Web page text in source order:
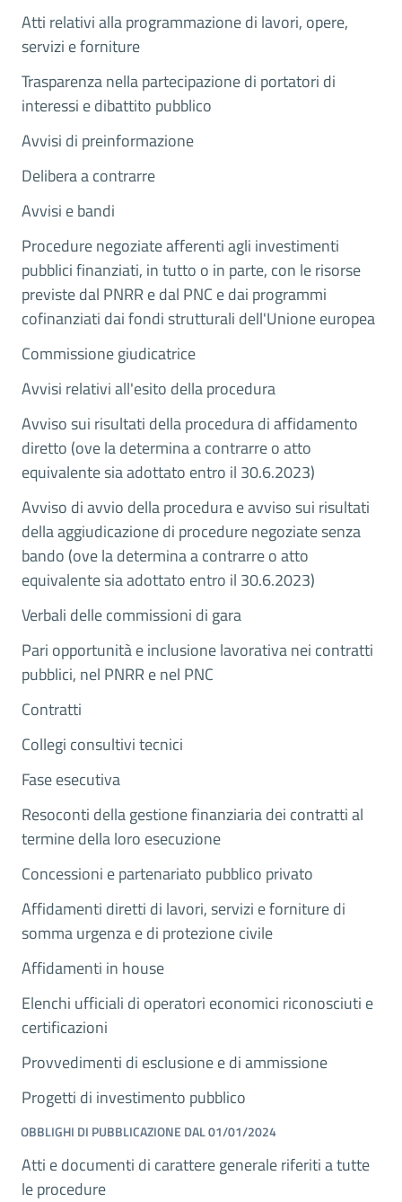
Atti relativi alla programmazione di lavori, opere,
servizi e forniture
Trasparenza nella partecipazione di portatori di
interessi e dibattito pubblico
Avvisi di preinformazione
Delibera a contrarre
Avvisi e bandi
Procedure negoziate afferenti agli investimenti
pubblici finanziati, in tutto o in parte, con le risorse
previste dal PNRR e dal PNC e dai programmi
cofinanziati dai fondi strutturali dell'Unione europea
Commissione giudicatrice
Avvisi relativi all'esito della procedura
Avviso sui risultati della procedura di affidamento
diretto (ove la determina a contrarre o atto
equivalente sia adottato entro il 30.6.2023)
Avviso di avvio della procedura e avviso sui risultati
della aggiudicazione di procedure negoziate senza
bando (ove la determina a contrarre o atto
equivalente sia adottato entro il 30.6.2023)
Verbali delle commissioni di gara
Pari opportunità e inclusione lavorativa nei contratti
pubblici, nel PNRR e nel PNC
Contratti
Collegi consultivi tecnici
Fase esecutiva
Resoconti della gestione finanziaria dei contratti al
termine della loro esecuzione
Concessioni e partenariato pubblico privato
Affidamenti diretti di lavori, servizi e forniture di
somma urgenza e di protezione civile
Affidamenti in house
Elenchi ufficiali di operatori economici riconosciuti e
certificazioni
Provvedimenti di esclusione e di ammissione
Progetti di investimento pubblico
OBBLIGHI DI PUBBLICAZIONE DAL 01/01/2024
Atti e documenti di carattere generale riferiti a tutte
le procedure